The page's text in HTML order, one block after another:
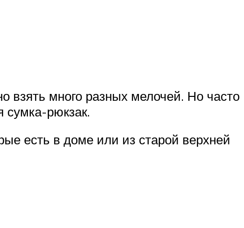
взять много разных мелочей. Но часто
сумка-рюкзак.
есть в доме или из старой верхней